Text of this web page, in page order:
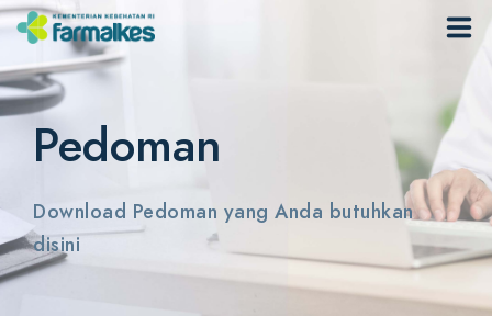
Home
Lapor KTD
Recall
Informasi
Pedoman
Download Pedoman yang Anda butuhkan
disini